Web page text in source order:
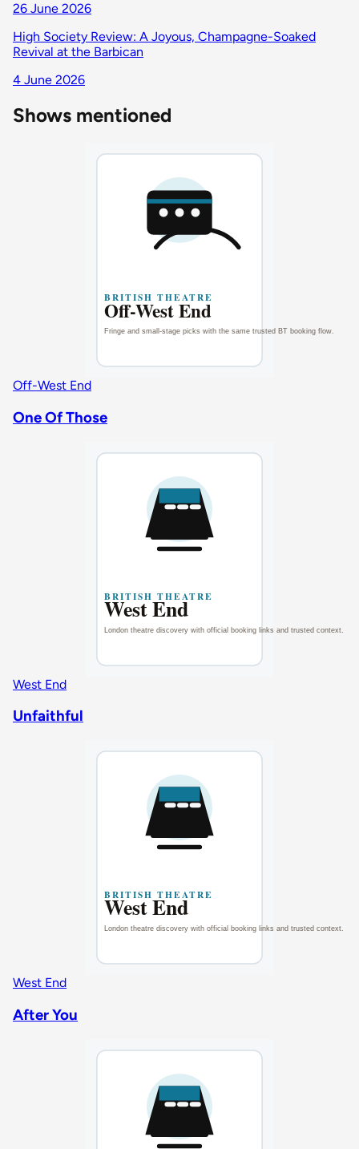
26 June 2026
High Society Review: A Joyous, Champagne-Soaked
Revival at the Barbican
4 June 2026
Shows mentioned
Off-West End
One Of Those
West End
Unfaithful
West End
After You